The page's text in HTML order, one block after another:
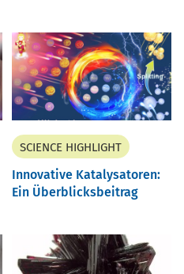
SCIENCE HIGHLIGHT
Innovative Katalysatoren:
Ein Überblicksbeitrag